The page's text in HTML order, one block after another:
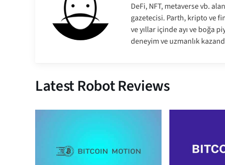
DeFi, NFT, metaverse vb.
gazetecisi. Parth, kripto ve
ve yıllar içinde ayı ve boğa
deneyim ve uzmanlık
Latest Robot Reviews